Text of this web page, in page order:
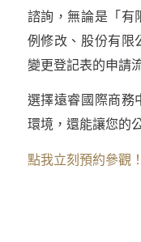
諮詢，無論是「有
例修改、股份有限
變更登記表的申請
選擇遠睿國際商務
環境，還能讓您的
點我立刻預約參觀！